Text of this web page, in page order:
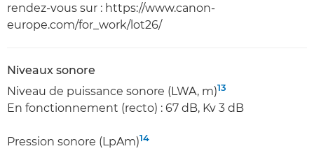
rendez-vous sur : https://www.canon-
europe.com/for_work/lot26/
Niveaux sonore
Niveau de puissance sonore (LWA, m)13
En fonctionnement (recto) : 67 dB, Kv 3 dB
Pression sonore (LpAm)14